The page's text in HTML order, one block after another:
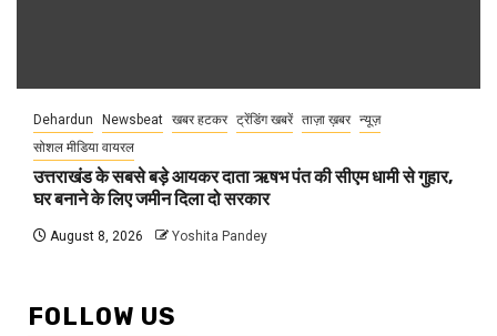
Dehardun Newsbeat खबर हटकर ट्रेंडिंग खबरें ताज़ा ख़बर न्यूज़
सोशल मीडिया वायरल
उत्तराखंड के सबसे बड़े आयकर दाता ऋषभ पंत की सीएम धामी से गुहार,
घर बनाने के लिए जमीन दिला दो सरकार
August 8, 2026 Yoshita Pandey
FOLLOW US